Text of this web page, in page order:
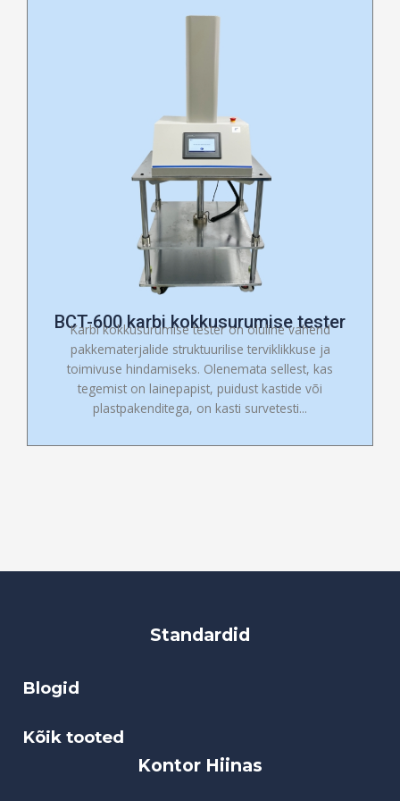
BCT-600 karbi kokkusurumise tester
Karbi kokkusurumise tester on oluline vahend
pakkematerjalide struktuurilise terviklikkuse ja
toimivuse hindamiseks. Olenemata sellest, kas
tegemist on lainepapist, puidust kastide või
plastpakenditega, on kasti survetesti...
Standardid
Blogid
Kõik tooted
Kontor Hiinas